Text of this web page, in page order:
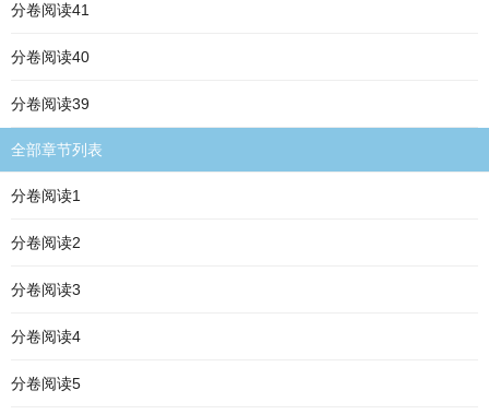
分卷阅读41
分卷阅读40
分卷阅读39
全部章节列表
分卷阅读1
分卷阅读2
分卷阅读3
分卷阅读4
分卷阅读5